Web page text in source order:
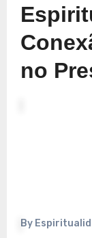
no
By